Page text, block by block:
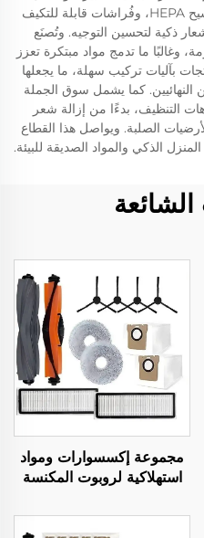
الميزات التقنية المتقدمة أنظمة ترشيح HEPA، وفُراشات قابلة للتكيف
ذكية لتحسين التوجيه. وتُصنَع
وغالبًا ما تدمج مواد مبتكرة تعزز
بآليات تركيب سهلة، ما يجعلها
النهائيين. كما يشمل سوق الجملة
التنظيف، بدءًا من إزالة شعر
الصلبة. ويواصل هذا القطاع
الذكي والمواد الصديقة للبيئة.
الشائعة
مجموعة إكسسوارات ومواد
استهلاكية لروبوت المكنسة